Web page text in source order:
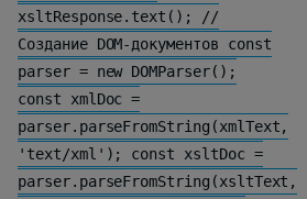
xsltResponse.text(); //
Создание DOM-документов const
parser = new DOMParser();
const xmlDoc =
parser.parseFromString(xmlText,
'text/xml'); const xsltDoc =
parser.parseFromString(xsltText,